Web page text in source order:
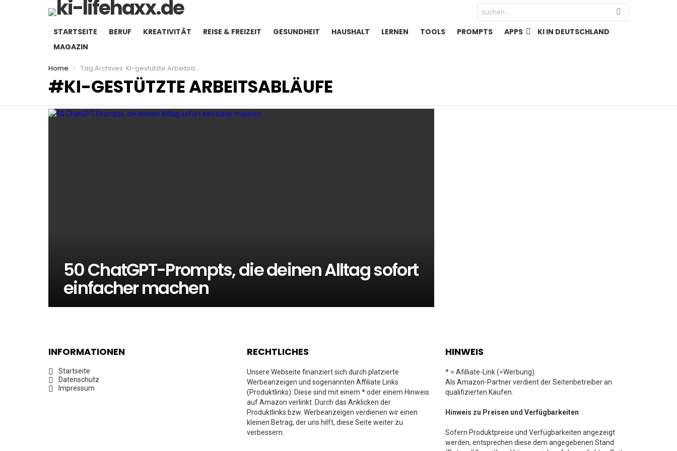
Search
for:
STARTSEITE BERUF KREATIVITÄT REISE & FREIZEIT GESUNDHEIT HAUSHALT LERNEN TOOLS PROMPTS APPS
KI IN DEUTSCHLAND
MAGAZIN
You are here:
Home Tag Archives: KI-gestützte Arbeitsabläufe
KI-GESTÜTZTE ARBEITSABLÄUFE
LATEST
50 ChatGPT-Prompts, die deinen Alltag sofort
einfacher machen
INFORMATIONEN
Startseite
Datenschutz
Impressum
RECHTLICHES
Unsere Webseite finanziert sich durch platzierte
Werbeanzeigen und sogenannten Affiliate Links
(Produktlinks). Diese sind mit einem * oder einem Hinweis
auf Amazon verlinkt. Durch das Anklicken der
Produktlinks bzw. Werbeanzeigen verdienen wir einen
kleinen Betrag, der uns hilft, diese Seite weiter zu
verbessern.
HINWEIS
* = Afilliate-Link (=Werbung)
Als Amazon-Partner verdient der Seitenbetreiber an
qualifizierten Käufen.
Hinweis zu Preisen und Verfügbarkeiten
Sofern Produktpreise und Verfügbarkeiten angezeigt
werden, entsprechen diese dem angegebenen Stand